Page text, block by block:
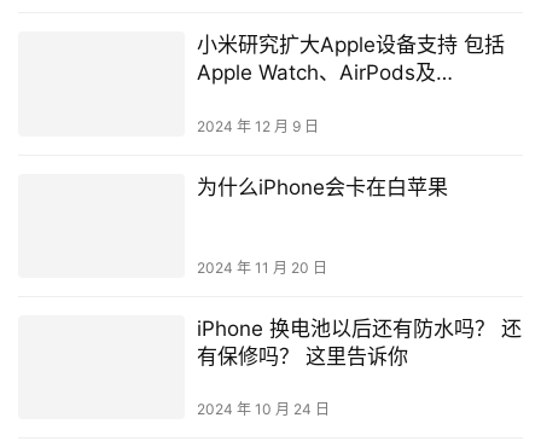
小米研究扩大Apple设备支持 包括
Apple Watch、AirPods及
2024 年 12 月 9 日
为什么iPhone会卡在白苹果
2024 年 11 月 20 日
iPhone 换电池以后还有防水吗？ 还
有保修吗？ 这里告诉你
2024 年 10 月 24 日